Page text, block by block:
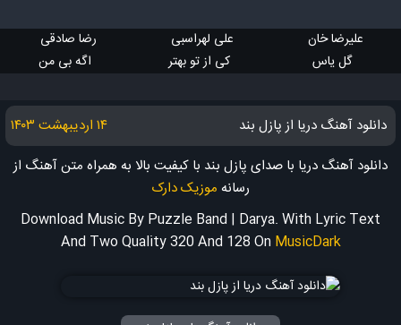
علیرضا خان
گل یاس
علی لهراسبی
کی از تو بهتر
رضا صادقی
اگه بی من
دانلود آهنگ دریا از پازل بند
۱۴ اردیبهشت ۱۴۰۳
دانلود آهنگ دریا با صدای پازل بند با کیفیت بالا به همراه متن آهنگ از
رسانه موزیک دارک
Download Music By Puzzle Band | Darya. With Lyric Text
And Two Quality 320 And 128 On MusicDark